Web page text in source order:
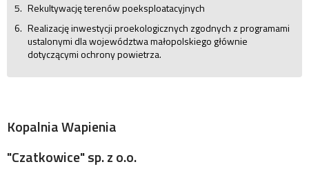
Rekultywację terenów poeksploatacyjnych
Realizację inwestycji proekologicznych zgodnych z programami
ustalonymi dla województwa małopolskiego głównie
dotyczącymi ochrony powietrza.
Kopalnia Wapienia
"Czatkowice" sp. z o.o.